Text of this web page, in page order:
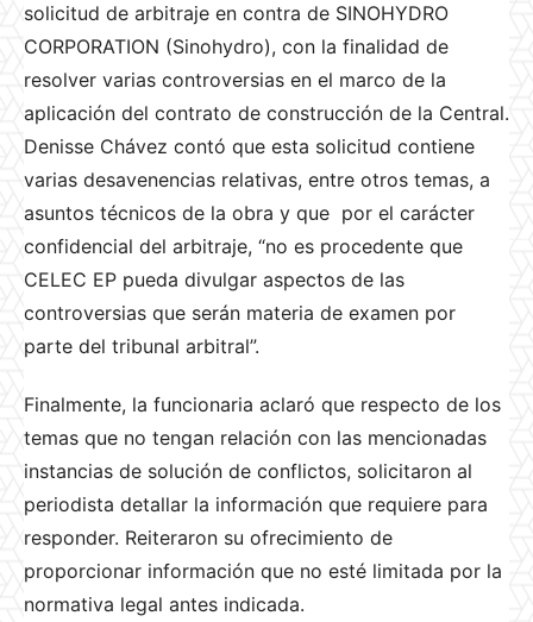
solicitud de arbitraje en contra de SINOHYDRO
CORPORATION (Sinohydro), con la finalidad de
resolver varias controversias en el marco de la
aplicación del contrato de construcción de la Central.
Denisse Chávez contó que esta solicitud contiene
varias desavenencias relativas, entre otros temas, a
asuntos técnicos de la obra y que por el carácter
confidencial del arbitraje, “no es procedente que
CELEC EP pueda divulgar aspectos de las
controversias que serán materia de examen por
parte del tribunal arbitral”.
Finalmente, la funcionaria aclaró que respecto de los
temas que no tengan relación con las mencionadas
instancias de solución de conflictos, solicitaron al
periodista detallar la información que requiere para
responder. Reiteraron su ofrecimiento de
proporcionar información que no esté limitada por la
normativa legal antes indicada.